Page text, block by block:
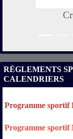
RÈGLEMENTS
CALENDRIERS
Programme sportif
Programme sportif